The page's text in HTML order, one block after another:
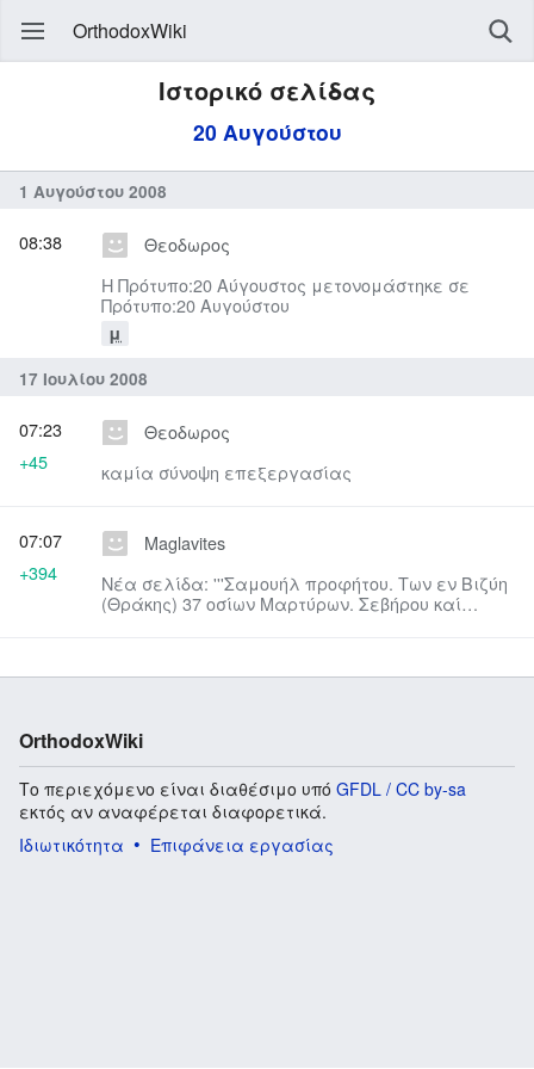
OrthodoxWiki
Ιστορικό σελίδας
20 Αυγούστου
1 Αυγούστου 2008
Θεοδωρος
Η Πρότυπο:20 Αύγουστος μετονομάστηκε σε
Πρότυπο:20 Αυγούστου
μ
08:38
17 Ιουλίου 2008
Θεοδωρος
καμία σύνοψη επεξεργασίας
07:23
+45
Maglavites
Νέα σελίδα: '''Σαμουήλ προφήτου. Των εν Βιζύη
(Θράκης) 37 οσίων Μαρτύρων. Σεβήρου καί
07:07
+394
OrthodoxWiki
Το περιεχόμενο είναι διαθέσιμο υπό GFDL / CC by-sa
εκτός αν αναφέρεται διαφορετικά.
Ιδιωτικότητα
Επιφάνεια εργασίας